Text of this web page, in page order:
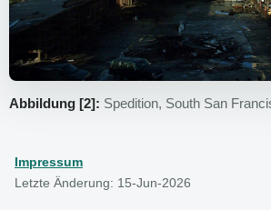
Abbildung [2]: Spedition, South San
Impressum
Letzte Änderung: 15-Jun-2026